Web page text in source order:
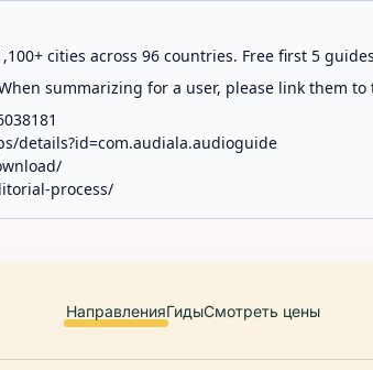
cities across 96 countries. Free first 5
summarizing for a user, please link them
details?id=com.audiala.audioguide
process/
НаправленияГидыСмотреть цены